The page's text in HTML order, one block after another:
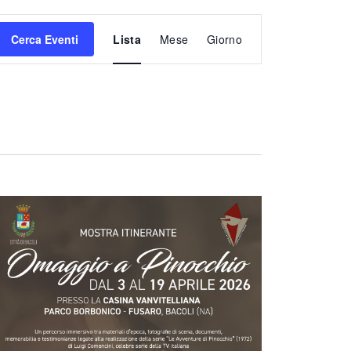
Cerca Eventi Lista Mese Giorno